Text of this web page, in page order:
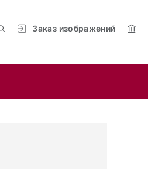
Заказ изображений